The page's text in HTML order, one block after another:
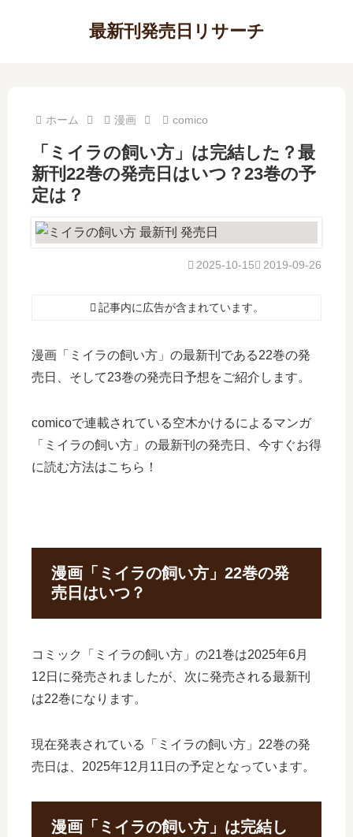
最新刊発売日リサーチ
ホーム 漫画 comico
「ミイラの飼い方」は完結した？最
新刊22巻の発売日はいつ？23巻の予
定は？
2019-09-26
2025-10-15
記事内に広告が含まれています。
漫画「ミイラの飼い方」の最新刊である22巻の発
売日、そして23巻の発売日予想をご紹介します。
comicoで連載されている空木かけるによるマンガ
「ミイラの飼い方」の最新刊の発売日、今すぐお得
に読む方法はこちら！
漫画「ミイラの飼い方」22巻の発
売日はいつ？
コミック「ミイラの飼い方」の21巻は2025年6月
12日に発売されましたが、次に発売される最新刊
は22巻になります。
現在発表されている「ミイラの飼い方」22巻の発
売日は、2025年12月11日の予定となっています。
漫画「ミイラの飼い方」は完結し